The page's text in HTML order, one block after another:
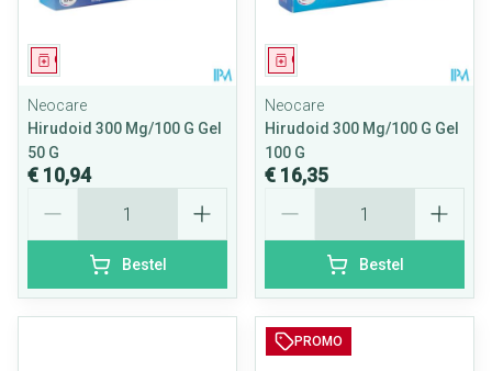
Geneesmiddel
Neocare
Hirudoid 300 Mg/100 G Gel
50 G
€ 10,94
Bestel
Geneesmiddel
Neocare
Hirudoid 300 Mg/100 G Gel
100 G
€ 16,35
Bestel
PROMO